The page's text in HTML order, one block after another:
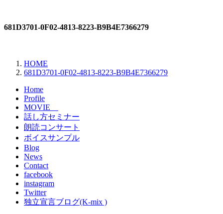
681D3701-0F02-4813-8223-B9B4E7366279
HOME
681D3701-0F02-4813-8223-B9B4E7366279
Home
Profile
MOVIE
話し方セミナー
朗読コンサート
ボイスサンプル
Blog
News
Contact
facebook
instagram
Twitter
独立宣言ブログ(K-mix )